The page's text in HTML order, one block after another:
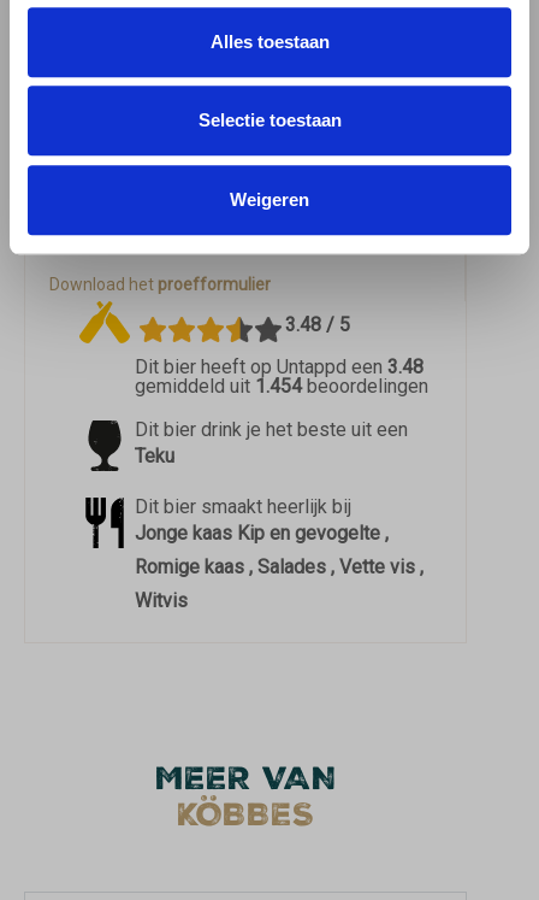
Alles toestaan
Selectie toestaan
Weigeren
Bloonte Lieske? Bestel dit heerlijke bier
Meer over de bierstijl Blond.
Köbbes Bloonte Lieske
Download het proefformulier
3.48 / 5
Dit bier heeft op Untappd een 3.48
gemiddeld uit 1.454beoordelingen
Dit bier drink je het beste uit een
Teku
Dit bier smaakt heerlijk bij
Jonge kaas Kip en gevogelte ,
Romige kaas , Salades , Vette vis ,
Witvis
MEER VAN
KÖBBES